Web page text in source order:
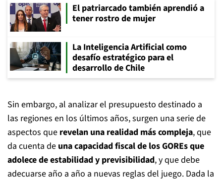
El patriarcado también aprendió a
tener rostro de mujer
La Inteligencia Artificial como
desafío estratégico para el
desarrollo de Chile
Sin embargo, al analizar el presupuesto destinado a
las regiones en los últimos años, surgen una serie de
aspectos que revelan una realidad más compleja, que
da cuenta de una capacidad fiscal de los GOREs que
adolece de estabilidad y previsibilidad, y que debe
adecuarse año a año a nuevas reglas del juego. Dada la